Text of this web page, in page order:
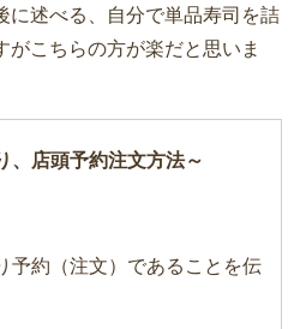
に述べる、自分で単品寿司を詰
こちらの方が楽だと思いま
、店頭予約注文方法～
予約（注文）であることを伝